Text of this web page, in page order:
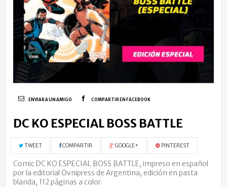
ENVIAR A UN AMIGO COMPARTIR EN FACEBOOK
DC KO ESPECIAL BOSS BATTLE
TWEET COMPARTIR GOOGLE+ PINTEREST
Comic DC KO ESPECIAL BOSS BATTLE, impreso en español
por la editorial Ovnipress de Argentina, edición en pasta
blanda, 112 páginas a color.